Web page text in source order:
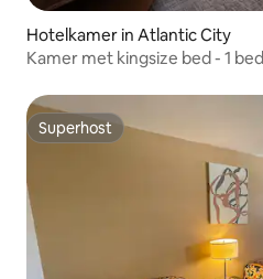
Hotelkamer in Atlantic City
Kamer met kingsize bed - 1 bed
Superhost
Superhost